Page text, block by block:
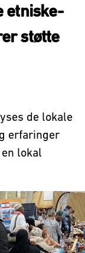
etniske-
støtte
de lokale
erfaringer
lokal